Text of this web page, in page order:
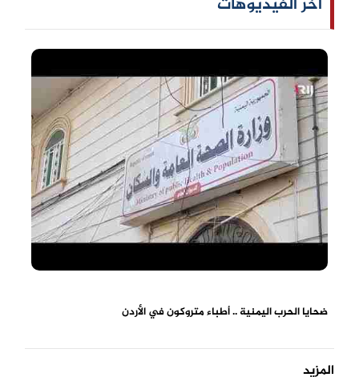
ضحايا الحرب اليمنية .. أطباء متروكون في الأردن
المزيد